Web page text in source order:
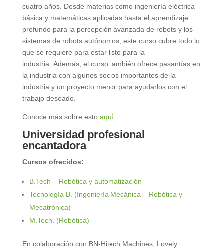
cuatro años. Desde materias como ingeniería eléctrica
básica y matemáticas aplicadas hasta el aprendizaje
profundo para la percepción avanzada de robots y los
sistemas de robots autónomos, este curso cubre todo lo
que se requiere para estar listo para la
industria. Además, el curso también ofrece pasantías en
la industria con algunos socios importantes de la
industria y un proyecto menor para ayudarlos con el
trabajo deseado.
Conoce más sobre esto aquí.
Universidad profesional
encantadora
Cursos ofrecidos:
B.Tech – Robótica y automatización
Tecnología B. (Ingeniería Mecánica – Robótica y
Mecatrónica)
M.Tech. (Robótica)
En colaboración con BN-Hitech Machines, Lovely